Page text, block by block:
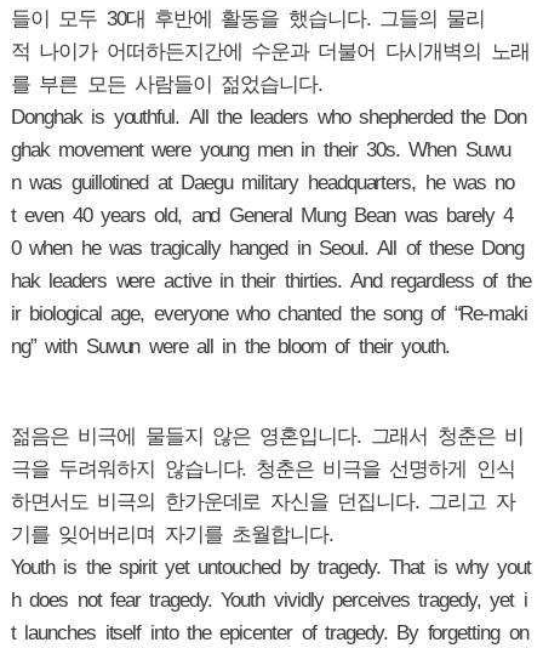
들이 모두 30대 후반에 활동을 했습니다. 그들의 물리
적 나이가 어떠하든지간에 수운과 더불어 다시개벽의 노래
를 부른 모든 사람들이 젊었습니다.
Donghak is youthful. All the leaders who shepherded the Don
ghak movement were young men in their 30s. When Suwu
n was guillotined at Daegu military headquarters, he was no
t even 40 years old, and General Mung Bean was barely 4
0 when he was tragically hanged in Seoul. All of these Dong
hak leaders were active in their thirties. And regardless of the
ir biological age, everyone who chanted the song of “Re-maki
ng” with Suwun were all in the bloom of their youth.
젊음은 비극에 물들지 않은 영혼입니다. 그래서 청춘은 비
극을 두려워하지 않습니다. 청춘은 비극을 선명하게 인식
하면서도 비극의 한가운데로 자신을 던집니다. 그리고 자
기를 잊어버리며 자기를 초월합니다.
Youth is the spirit yet untouched by tragedy. That is why yout
h does not fear tragedy. Youth vividly perceives tragedy, yet i
t launches itself into the epicenter of tragedy. By forgetting on